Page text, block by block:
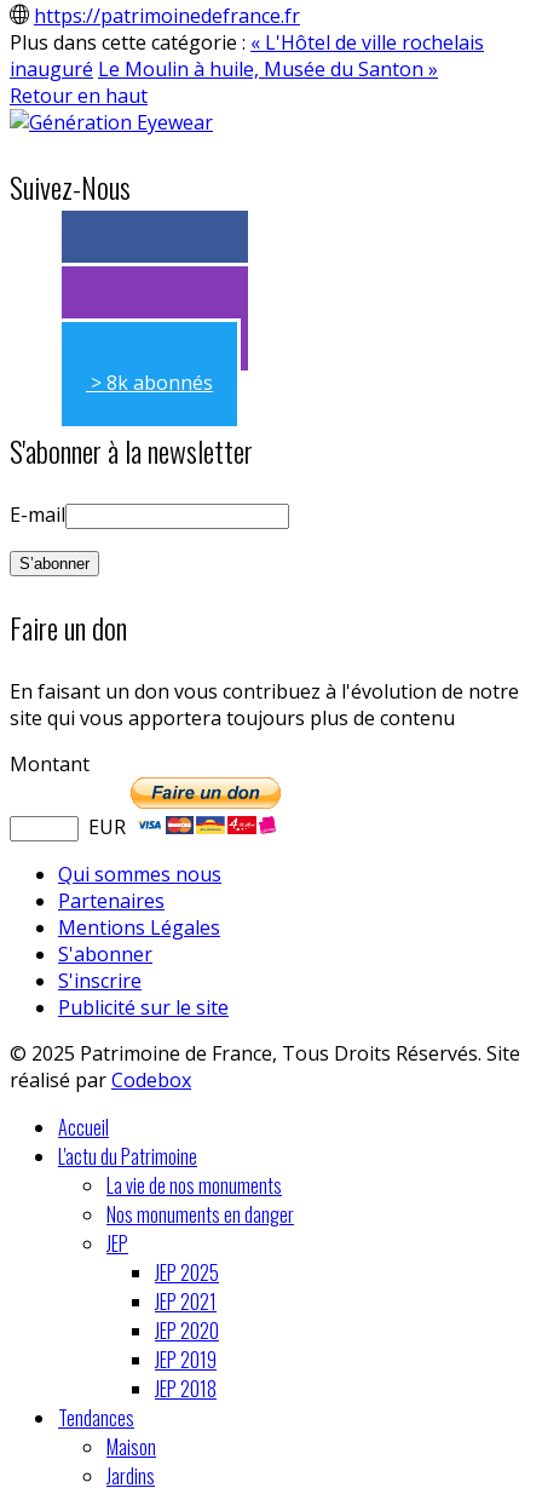
https://patrimoinedefrance.fr
Plus dans cette catégorie : « L'Hôtel de ville rochelais
inauguré Le Moulin à huile, Musée du Santon »
Retour en haut
Suivez-Nous
> 11k abonnés
> 11k abonnés
> 8k abonnés
S'abonner à la newsletter
E-mail
Faire un don
En faisant un don vous contribuez à l'évolution de notre
site qui vous apportera toujours plus de contenu
Montant
EUR
Qui sommes nous
Partenaires
Mentions Légales
S'abonner
S'inscrire
Publicité sur le site
© 2025 Patrimoine de France, Tous Droits Réservés. Site
réalisé parCodebox
Accueil
L'actu du Patrimoine
La vie de nos monuments
Nos monuments en danger
JEP
JEP 2025
JEP 2021
JEP 2020
JEP 2019
JEP 2018
Tendances
Maison
Jardins